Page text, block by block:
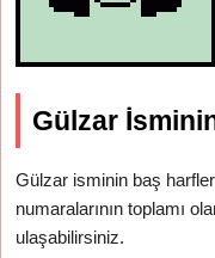
Gülzar
Gülzar isminin baş
numaralarının toplamı
ulaşabilirsiniz.